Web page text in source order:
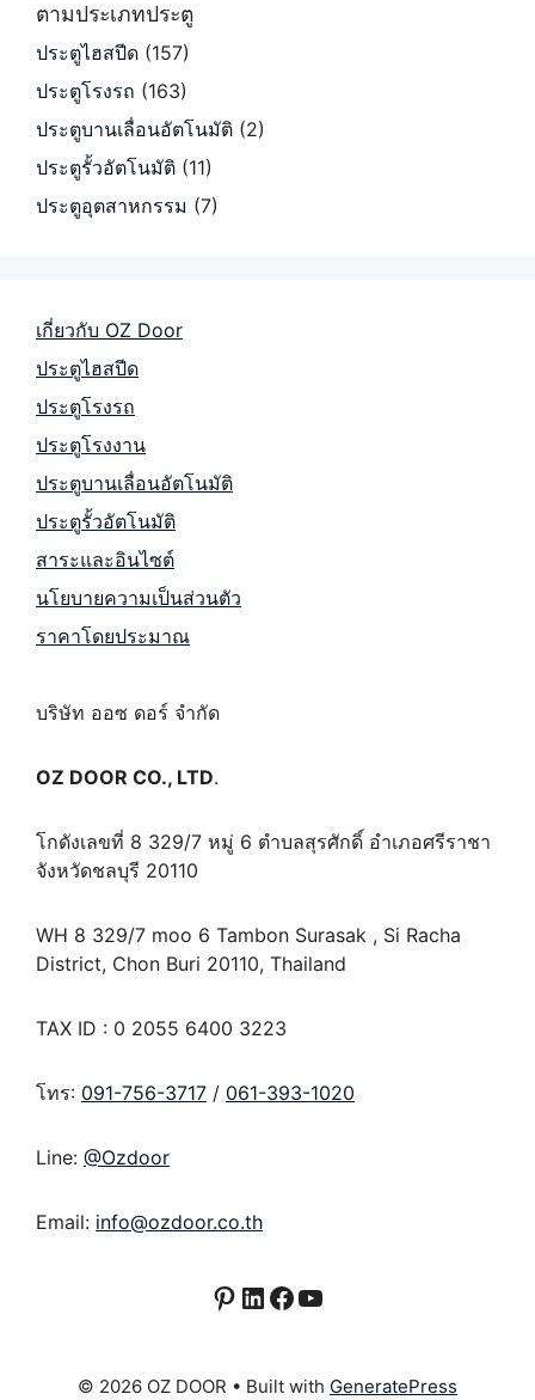
ตามประเภทประตู
ประตูไฮสปีด (157)
ประตูโรงรถ (163)
ประตูบานเลื่อนอัตโนมัติ (2)
ประตูรั้วอัตโนมัติ (11)
ประตูอุตสาหกรรม (7)
เกี่ยวกับ OZ Door
ประตูไฮสปีด
ประตูโรงรถ
ประตูโรงงาน
ประตูบานเลื่อนอัตโนมัติ
ประตูรั้วอัตโนมัติ
สาระและอินไซต์
นโยบายความเป็นส่วนตัว
ราคาโดยประมาณ
บริษัท ออซ ดอร์ จำกัด
OZ DOOR CO., LTD.
โกดังเลขที่ 8 329/7 หมู่ 6 ตำบลสุรศักดิ์ อำเภอศรีราชา
จังหวัดชลบุรี 20110
WH 8 329/7 moo 6 Tambon Surasak , Si Racha
District, Chon Buri 20110, Thailand
TAX ID : 0 2055 6400 3223
โทร: 091-756-3717 / 061-393-1020
Line: @Ozdoor
Email: info@ozdoor.co.th
Pinterest
LinkedIn
Facebook
YouTube
© 2026 OZ DOOR • Built with GeneratePress